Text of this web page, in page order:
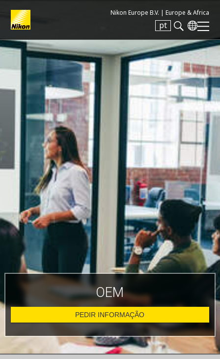
Nikon Europe B.V. | Europe & Africa
pt
Search keyword(s)
OEM
PEDIR INFORMAÇÃO